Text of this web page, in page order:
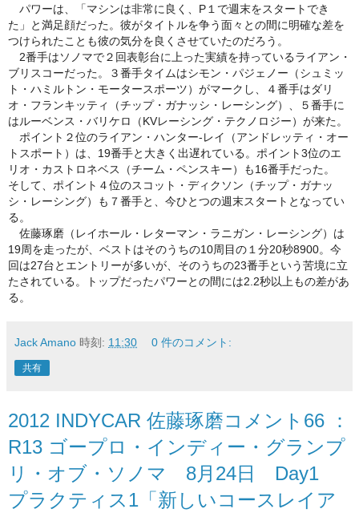
パワーは、「マシンは非常に良く、P１で週末をスタートでき
た」
と満足顔だった。 彼がタイトルを争う面々との間に明確な差を
つけられたことも彼の気分を良くさせていたのだろう。
2番手はソノマで２回表彰台に上った実績を持っているライアン・
ブリスコーだった。３番手タイムはシモン・パジェノー（シュミッ
ト・ハミルトン・モータースポーツ）がマークし、
４番手はダリ
オ・フランキッティ（チップ・ガナッシ・ レーシング）、５番手に
はルーベンス・バリケロ（KVレーシング・テクノロジー）が来た。
ポイント２位のライアン・ハンター-レイ（アンドレッティ・ オー
トスポート）は、19番手と大きく出遅れている。 ポイント3位のエ
リオ・カストロネベス（チーム・ペンスキー）
も16番手だった。
そして、ポイント４位のスコット・ディクソン（チップ・ ガナッ
シ・レーシング）も７番手と、 今ひとつの週末スタートとなってい
る。
佐藤琢磨（レイホール・レターマン・ラニガン・レーシング） は
19周を走ったが、 ベストはそのうちの10周目の１分20秒8900。 今
回は27台とエントリーが多いが、 そのうちの23番手という苦境に立
たされている。
トップだったパワーとの間には2.2秒以上もの差があ
る。
Jack Amano 時刻: 11:30 0 件のコメント:
共有
2012 INDYCAR 佐藤琢磨コメント66 ：
R13 ゴープロ・インディー・グランプ
リ・オブ・ソノマ 8月24日 Day1
プラクティス1「新しいコースレイア